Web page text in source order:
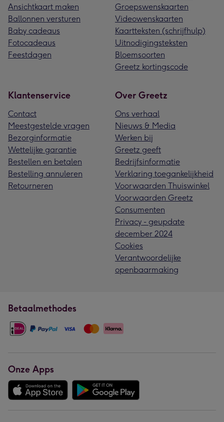
Ansichtkaart maken
Ballonnen versturen
Baby cadeaus
Fotocadeaus
Feestdagen
Groepswenskaarten
Videowenskaarten
Kaartteksten (schrijfhulp)
Uitnodigingsteksten
Bloemsoorten
Greetz kortingscode
Klantenservice
Contact
Meestgestelde vragen
Bezorginformatie
Wettelijke garantie
Bestellen en betalen
Bestelling annuleren
Retourneren
Over Greetz
Ons verhaal
Nieuws & Media
Werken bij
Greetz geeft
Bedrijfsinformatie
Verklaring toegankelijkheid
Voorwaarden Thuiswinkel
Voorwaarden Greetz
Consumenten
Privacy - geupdate
december 2024
Cookies
Verantwoordelijke
openbaarmaking
Betaalmethodes
Onze Apps